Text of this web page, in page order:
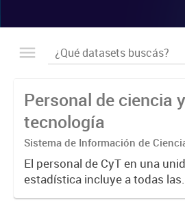
Personal de ciencia y
tecnología
Sistema de Información de
Tecnología Argentino (SICYTAR)
El personal de CyT en una
estadística incluye a todas las
personas involucradas